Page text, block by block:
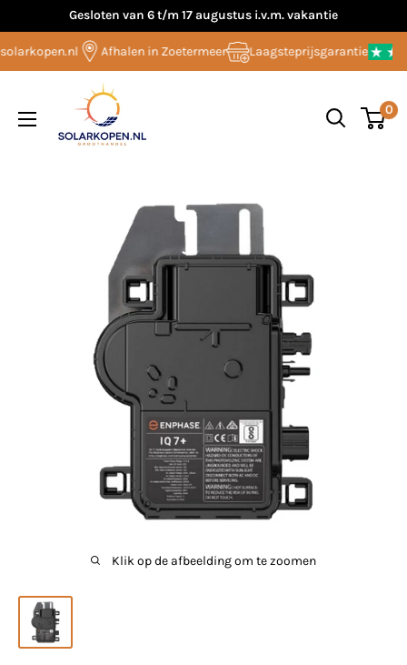
inhoud
Gesloten van 6 t/m 17 augustus i.v.m. vakantie
Afhalen in Zoetermeer Laagsteprijsgarantie
Solarkopen.nl
0
Klik op de afbeelding om te zoomen